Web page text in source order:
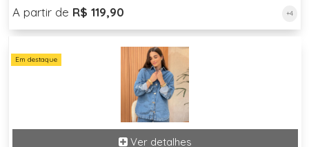
A partir de R$ 119,90 +4
Em destaque